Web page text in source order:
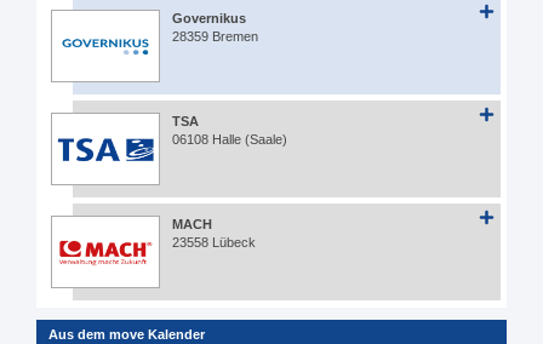
Governikus
28359 Bremen
TSA
06108 Halle (Saale)
MACH
23558 Lübeck
Aus dem move Kalender